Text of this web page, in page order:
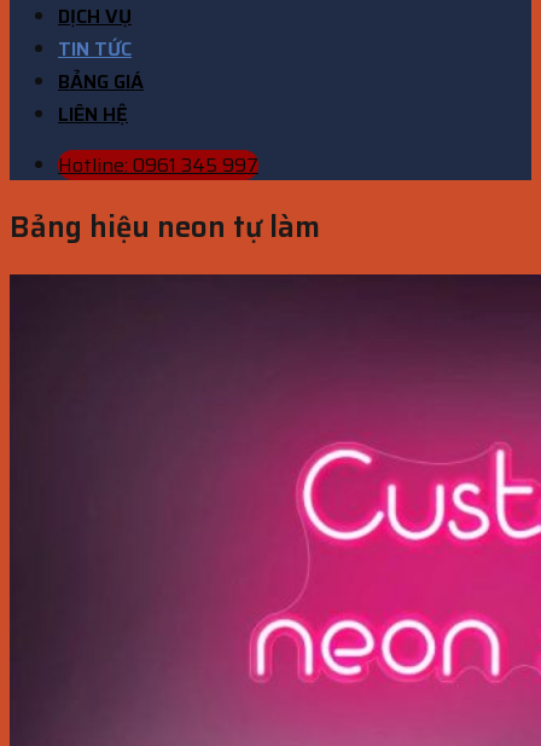
DỊCH VỤ
TIN TỨC
BẢNG GIÁ
LIÊN HỆ
Hotline: 0961 345 997
Bảng hiệu neon tự làm